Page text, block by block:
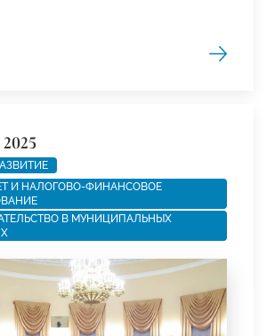
И НАЛОГОВО-ФИНАНСОВОЕ
В МУНИЦИПАЛЬНЫХ